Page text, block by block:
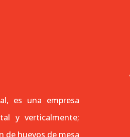
es una empresa
y verticalmente;
de huevos de mesa